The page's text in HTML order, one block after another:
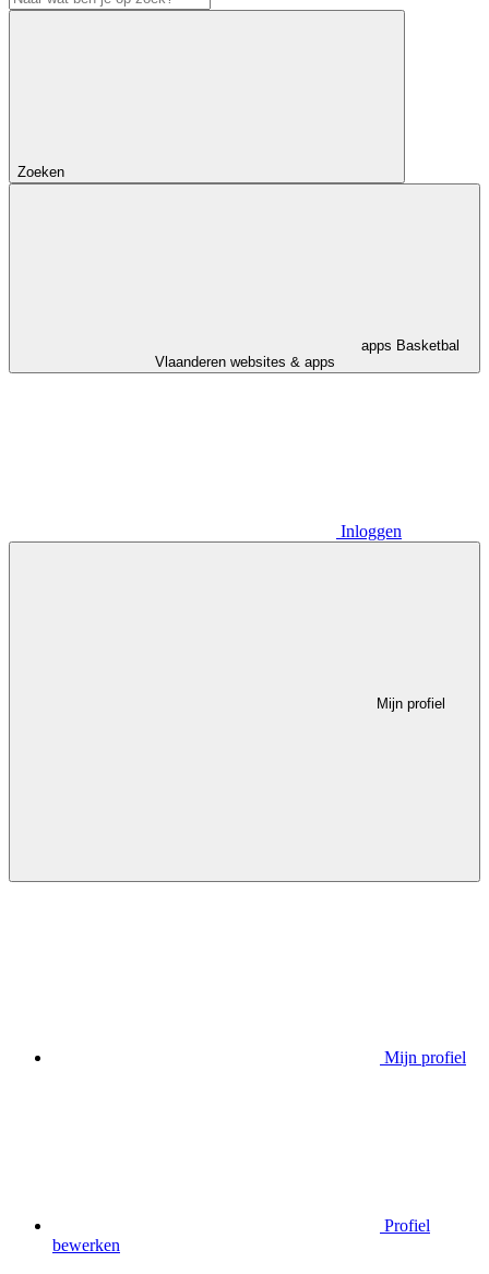
Zoeken
apps Basketbal
Vlaanderen websites & apps
Inloggen
Mijn profiel
Mijn profiel
Profiel
bewerken